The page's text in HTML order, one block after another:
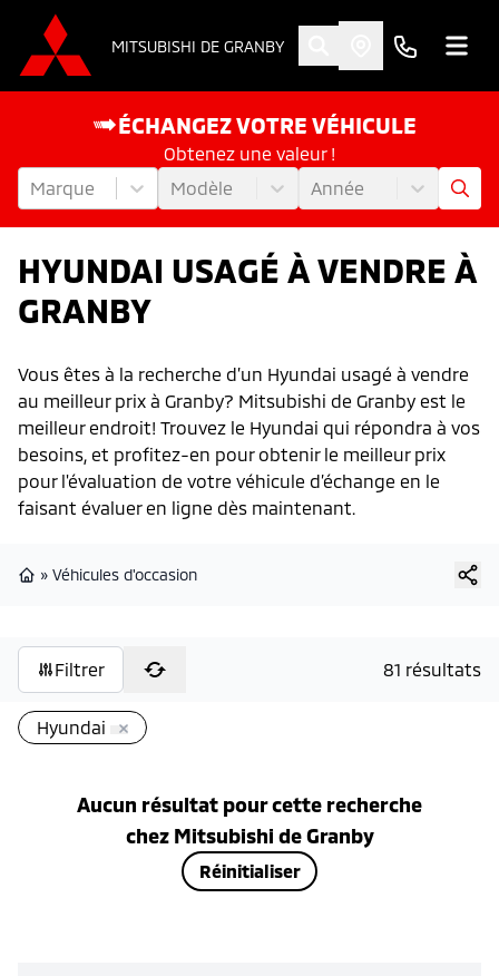
MITSUBISHI DE GRANBY
ÉCHANGEZ VOTRE VÉHICULE
Obtenez une valeur !
Marque
Modèle Année
HYUNDAI USAGÉ À VENDRE À
GRANBY
Vous êtes à la recherche d’un Hyundai usagé à vendre
au meilleur prix à Granby? Mitsubishi de Granby est le
meilleur endroit! Trouvez le Hyundai qui répondra à vos
besoins, et profitez-en pour obtenir le meilleur prix
pour l'évaluation de votre véhicule d’échange en le
faisant évaluer en ligne dès maintenant.
» Véhicules d'occasion
Filtrer 81 résultats
Hyundai
Aucun résultat pour cette recherche
chez Mitsubishi de Granby
Réinitialiser